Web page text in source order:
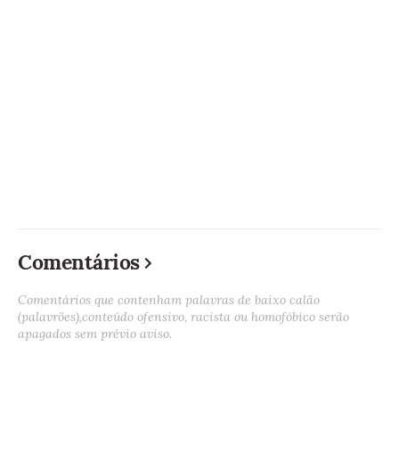
Comentários
Comentários que contenham palavras de baixo calão
(palavrões),conteúdo ofensivo, racista ou homofóbico serão
apagados sem prévio aviso.